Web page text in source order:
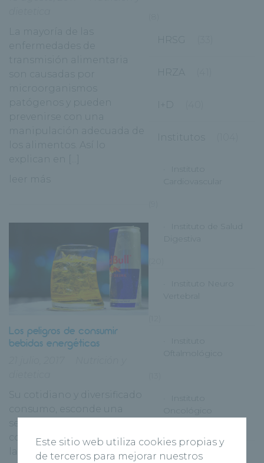
La mayoría de las
enfermedades de
transmisión alimentaria
son causadas por
microorganismos
patógenos y pueden
prevenirse con una
manipulación adecuada de
los alimentos. Así lo
explican en [...]
leer más
Los peligros de consumir
bebidas energéticas
Su cotidiano y diversificado
consumo, esconde una
serie de
contraindicaciones. Muchos
las utilizan para
HRSG
HRZA
I+D
Institutos
Instituto
Cardiovascular
Instituto de Salud
Digestiva
Instituto Neuro
Vertebral
Instituto
Oftalmológico
Instituto
Oncológico
Instituto
Este sitio web utiliza cookies propias y
de terceros para mejorar nuestros